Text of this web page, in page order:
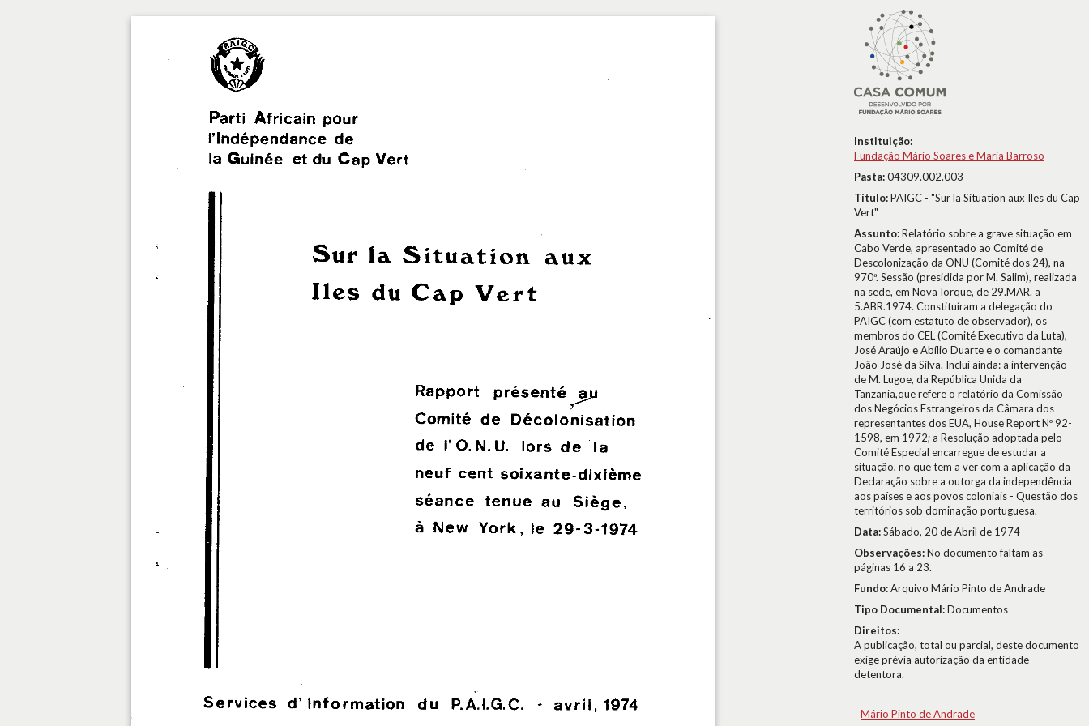
Instituição:
Fundação Mário Soares e Maria Barroso
Pasta:04309.002.003
Título:PAIGC - "Sur la Situation aux Iles du Cap
Vert"
Assunto:Relatório sobre a grave situação em
Cabo Verde, apresentado ao Comité de
Descolonização da ONU (Comité dos 24), na
970ª. Sessão (presidida por M. Salim), realizada
na sede, em Nova Iorque, de 29.MAR. a
5.ABR.1974. Constituíram a delegação do
PAIGC (com estatuto de observador), os
membros do CEL (Comité Executivo da Luta),
José Araújo e Abílio Duarte e o comandante
João José da Silva. Inclui ainda: a intervenção
de M. Lugoe, da República Unida da
Tanzania,que refere o relatório da Comissão
dos Negócios Estrangeiros da Câmara dos
representantes dos EUA, House Report Nº 92-
1598, em 1972; a Resolução adoptada pelo
Comité Especial encarregue de estudar a
situação, no que tem a ver com a aplicação da
Declaração sobre a outorga da independência
aos países e aos povos coloniais - Questão dos
territórios sob dominação portuguesa.
Data:Sábado, 20 de Abril de 1974
Observações:No documento faltam as
páginas 16 a 23.
Fundo:Arquivo Mário Pinto de Andrade
Tipo Documental:Documentos
Direitos:
A publicação, total ou parcial, deste documento
exige prévia autorização da entidade
detentora.
Mário Pinto de Andrade